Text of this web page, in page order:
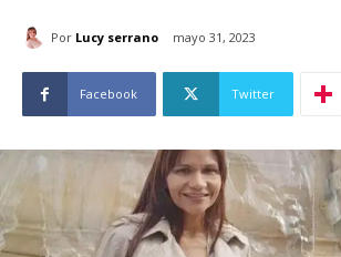
Por Lucy serrano mayo 31, 2023
Facebook Twitter